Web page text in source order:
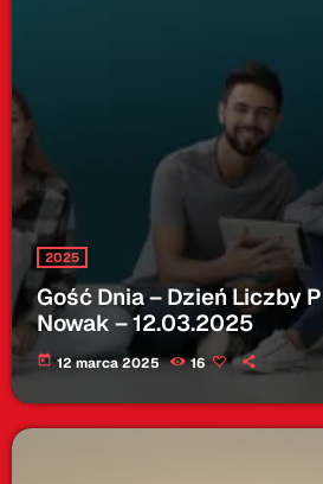
2025
Gość Dnia – Dzień Liczby
Nowak – 12.03.2025
today 12 marca 2025 16